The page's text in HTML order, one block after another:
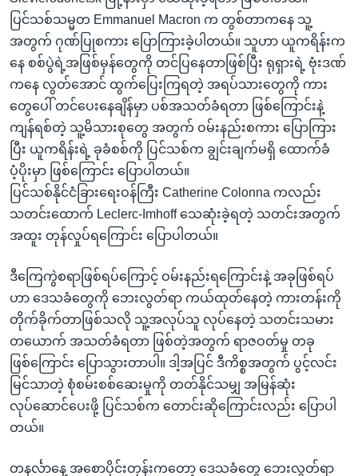
ပြင်သစ်သမ္မတ Emmanuel Macron က တွစ်တာကနေ သူ့
အတွက် ဂုဏ်ပြုစကား ပြောကြားခဲ့ပါတယ်။ သူဟာ ယူကရိန်းက
နေ စစ်ပွဲရဲ့အဖြစ်မှန်တွေကို တင်ပြနေတာဖြစ်ပြီး ရုရှားရဲ့ ဗုံးဒဏ်
ကနေ လွတ်အောင် ထွက်ပြေးကြရတဲ့ အရပ်သားတွေကို ကား
တွေပေါ် တင်ပေးနေချိန်မှာ ပစ်အသတ်ခံရတာ ဖြစ်ကြောင်းနဲ့
ကျန်ရစ်တဲ့ သူ့မိသားစုတွေ အတွက် ဝမ်းနည်းစကား ပြောကြား
ပြီး ယူကရိန်းရဲ့ ခုခံစစ်ကို ပြင်သစ်က ချွင်းချက်မရှိ ထောက်ခံ
ပံ့ပိုးမှာ ဖြစ်ကြောင်း ပြောပါတယ်။
ပြင်သစ်နိုင်ငံခြားရေးဝန်ကြီး Catherine Colonna ကလည်း
သတင်းထောက် Leclerc-Imhoff သေဆုံးခဲ့ရတဲ့ သတင်းအတွက်
အထူး တုန်လှုပ်ရကြောင်း ပြောပါတယ်။
ဒီကြေကွဲစရာဖြစ်ရပ်ကြောင့် ဝမ်းနည်းရကြောင်းနဲ့ အခုဖြစ်ရပ်
ဟာ ဒေသခံတွေကို ဘေးလွတ်ရာ ကယ်ထုတ်နေတဲ့ ကားတန်းကို
တိုက်ခိုက်တာဖြစ်သလို သူ့အလုပ်သူ လုပ်နေတဲ့ သတင်းသမား
တယောက် အသတ်ခံရတာ ဖြစ်တဲ့အတွက် ရာဇဝတ်မှု တခု
ဖြစ်ကြောင်း ပြောသွားတာပါ။ ဒါ့အပြင် ဒီကိစ္စအတွက် ပွင့်လင်း
မြင်သာတဲ့ စုံစမ်းစစ်ဆေးမှုကို တတ်နိုင်သမျှ အမြန်ဆုံး
လုပ်ဆောင်ပေးဖို့ ပြင်သစ်က တောင်းဆိုကြောင်းလည်း ပြောပါ
တယ်။
တနင်္လာနေ့ အစောပိုင်းတုန်းကတော့ ဒေသခံတွေ ဘေးလွတ်ရာ